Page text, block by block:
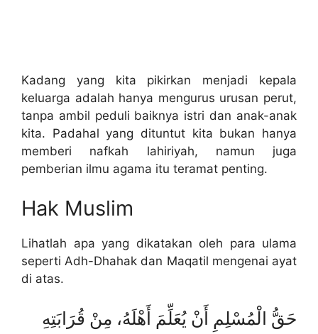
Kadang yang kita pikirkan menjadi kepala
keluarga adalah hanya mengurus urusan perut,
tanpa ambil peduli baiknya istri dan anak-anak
kita. Padahal yang dituntut kita bukan hanya
memberi nafkah lahiriyah, namun juga
pemberian ilmu agama itu teramat penting.
Hak Muslim
Lihatlah apa yang dikatakan oleh para ulama
seperti Adh-Dhahak dan Maqatil mengenai ayat
di atas.
حَقُّ الْمُسْلِمِ أَنْ يُعَلِّمَ أَهْلَهُ، مِنْ قُرَابَتِهِ